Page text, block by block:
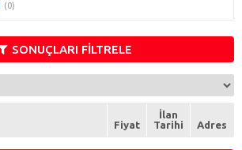
(0)
SONUÇLARI FİLTRELE
Fiyat
İlan
Tarihi
Adres